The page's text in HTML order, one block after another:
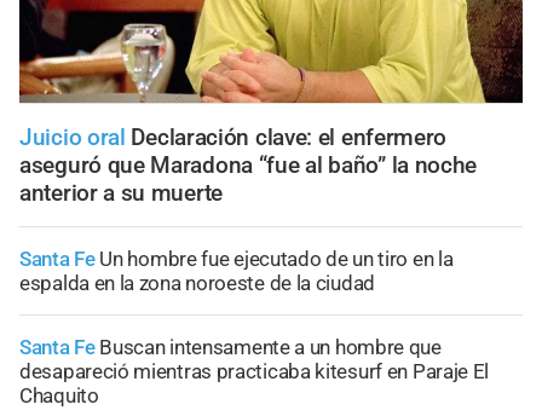
Juicio oral Declaración clave: el enfermero
aseguró que Maradona “fue al baño” la noche
anterior a su muerte
Santa Fe Un hombre fue ejecutado de un tiro en la
espalda en la zona noroeste de la ciudad
Santa Fe Buscan intensamente a un hombre que
desapareció mientras practicaba kitesurf en Paraje El
Chaquito